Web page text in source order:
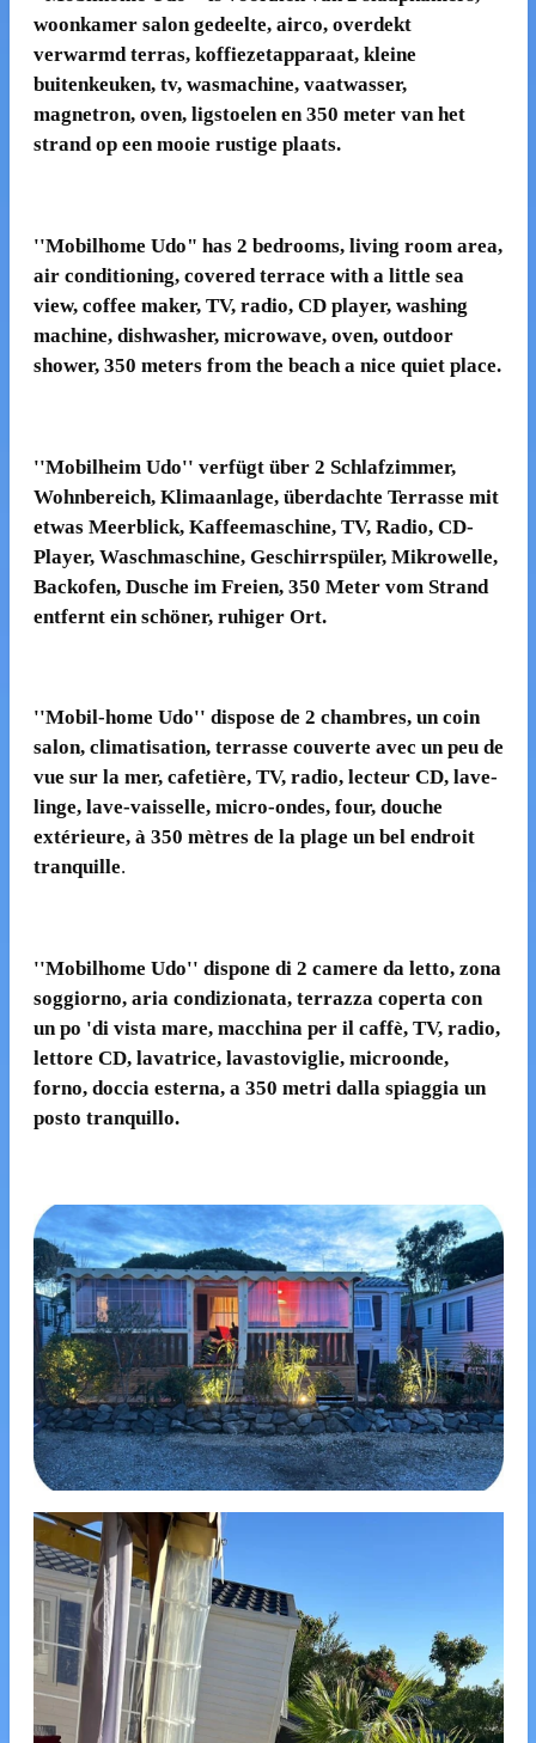
woonkamer salon gedeelte, airco, overdekt
verwarmd terras, koffiezetapparaat, kleine
buitenkeuken, tv, wasmachine, vaatwasser,
magnetron, oven, ligstoelen en 350 meter van het
strand op een mooie rustige plaats.
''Mobilhome Udo" has 2 bedrooms, living room area,
air conditioning, covered terrace with a little sea
view, coffee maker, TV, radio, CD player, washing
machine, dishwasher, microwave, oven, outdoor
shower, 350 meters from the beach a nice quiet place.
''Mobilheim Udo'' verfügt über 2 Schlafzimmer,
Wohnbereich, Klimaanlage, überdachte Terrasse mit
etwas Meerblick, Kaffeemaschine, TV, Radio, CD-
Player, Waschmaschine, Geschirrspüler, Mikrowelle,
Backofen, Dusche im Freien, 350 Meter vom Strand
entfernt ein schöner, ruhiger Ort.
''Mobil-home Udo'' dispose de 2 chambres, un coin
salon, climatisation, terrasse couverte avec un peu de
vue sur la mer, cafetière, TV, radio, lecteur CD, lave-
linge,lave-vaisselle, micro-ondes, four, douche
extérieure, à 350 mètres de la plage un bel endroit
tranquille.
''Mobilhome Udo'' dispone di 2 camere da letto, zona
soggiorno, aria condizionata, terrazza coperta con
un po 'di vista mare, macchina per il caffè, TV, radio,
lettore CD, lavatrice, lavastoviglie, microonde,
forno, doccia esterna, a 350 metri dalla spiaggia un
posto tranquillo.